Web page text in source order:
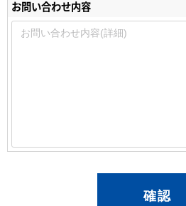
お問い合わせ内容